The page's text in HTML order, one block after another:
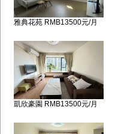
雅典花苑 RMB13500元/月
凱欣豪園 RMB13500元/月